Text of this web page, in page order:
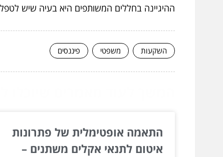
ההיגיינה בחללים המשותפים היא בעיה שיש
השקעות משפטי פיננסים
התאמה אופטימלית של פתרונות
איטום לתנאי אקלים משתנים –